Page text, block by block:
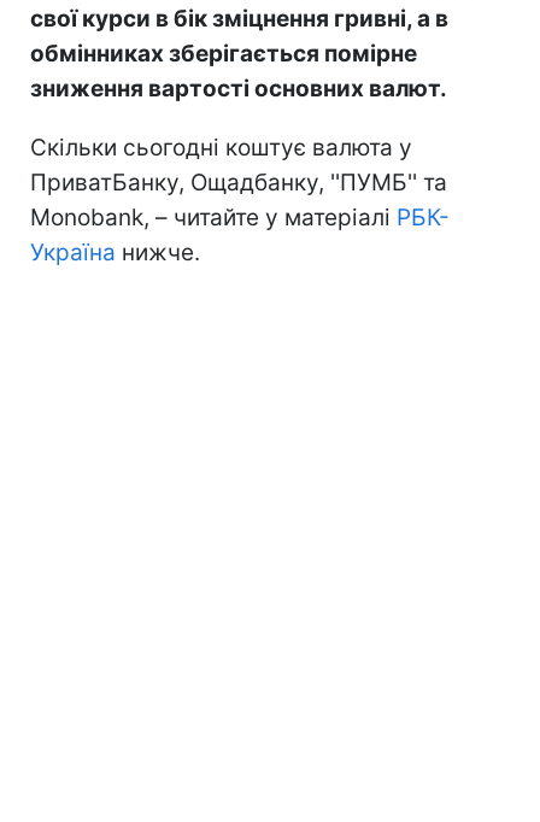
свої курси в бік зміцнення гривні, а в
обмінниках зберігається помірне
зниження вартості основних валют.
Скільки сьогодні коштує валюта у
ПриватБанку, Ощадбанку, ''ПУМБ'' та
Monobank, – читайте у матеріалі РБК-
Україна нижче.